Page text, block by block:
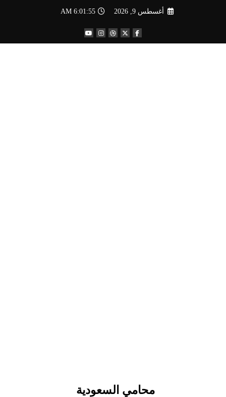
أغسطس 9, 2026 6:01:57 AM
محامي السعودية